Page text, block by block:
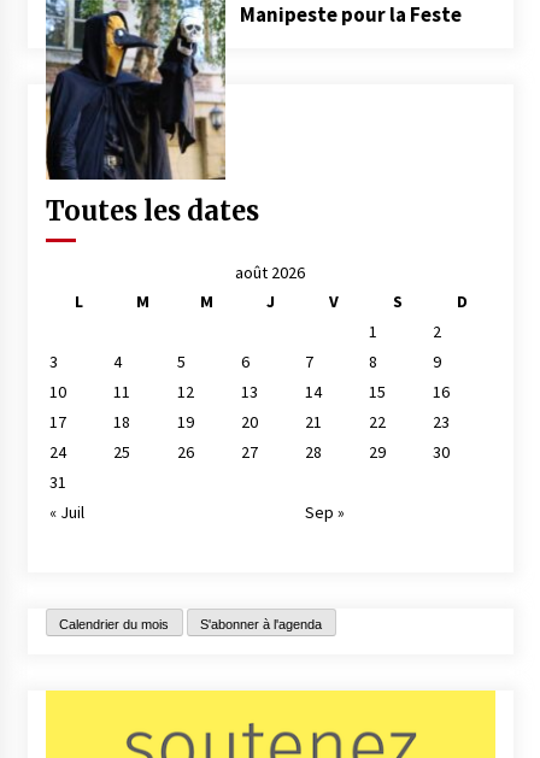
Manipeste pour la Feste
Toutes les dates
août 2026
L
M M J V S
D
1
2
3
4 5 6 7 8
9
10
11 12 13 14 15
16
17
18 19 20 21 22
23
24
25 26 27 28 29
30
31
« Juil
Sep »
Calendrier du mois S'abonner à l'agenda